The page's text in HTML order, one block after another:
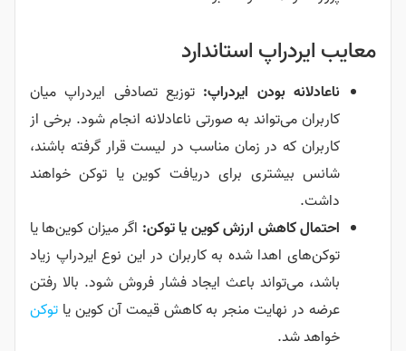
معایب ایردراپ استاندارد
ناعادلانه بودن ایردراپ: توزیع تصادفی ایردراپ میان
کاربران می‌تواند به‌ صورتی ناعادلانه انجام شود. برخی از
کاربران که در زمان مناسب در لیست قرار گرفته باشند،
شانس بیشتری برای دریافت کوین یا توکن خواهند
داشت.
احتمال کاهش ارزش کوین یا توکن: اگر میزان کوین‌ها یا
توکن‌های اهدا شده به کاربران در این نوع ایردراپ زیاد
باشد، می‌تواند باعث ایجاد فشار فروش شود. بالا رفتن
عرضه در نهایت منجر به کاهش قیمت آن کوین یا توکن
خواهد شد.